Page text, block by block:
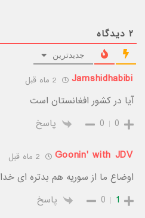
۲ دیدگاه
جدیدترین
Jamshidhabibi
آیا در کشور افغانستان است
0
0 پاسخ
Goonin' with JDV
اوضاع ما از سوریه هم بدتره ای خدا
1
0 پاسخ